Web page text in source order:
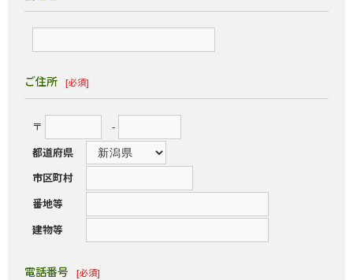
ご住所 [必須]
〒
-
都道府県
市区町村
番地等
建物等
電話番号 [必須]